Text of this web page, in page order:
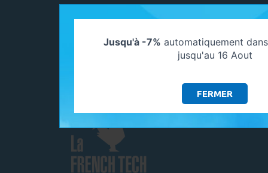
Jusqu'à -7% automatiquement
jusqu'au 16 Aout
FERMER